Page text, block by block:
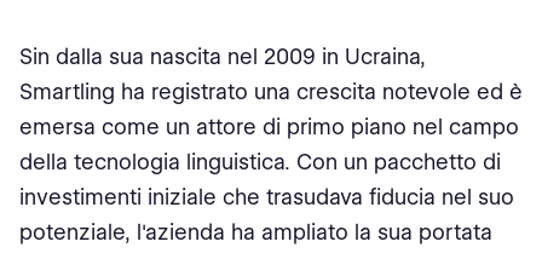
Sin dalla sua nascita nel 2009 in Ucraina,
Smartling ha registrato una crescita notevole ed è
emersa come un attore di primo piano nel campo
della tecnologia linguistica. Con un pacchetto di
investimenti iniziale che trasudava fiducia nel suo
potenziale, l'azienda ha ampliato la sua portata